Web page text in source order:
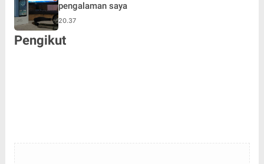
pengalaman saya
20.37
Pengikut